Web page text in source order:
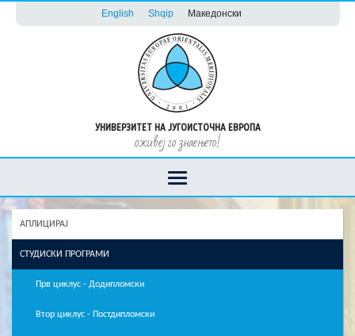
English Shqip Македонски
УНИВЕРЗИТЕТ НА ЈУГОИСТОЧНА ЕВРОПА
оживеј го знаењето!
АПЛИЦИРАЈ
СТУДИСКИ ПРОГРАМИ
Прв циклус - Додипломски
Втор циклус - Постдипломски